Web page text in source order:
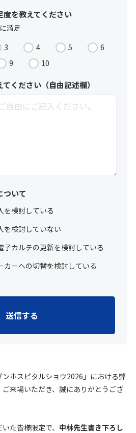
を教えてください
満足
3 4 5
6
9 10
ください（自由記述欄）
ついて
を検討している
を検討していない
子カルテの更新を検討している
カーへの切替を検討している
ホスピタルショウ2026」における弊
来場いただき、誠にありがとうござ
た皆様限定で、 中林先生書き下ろし